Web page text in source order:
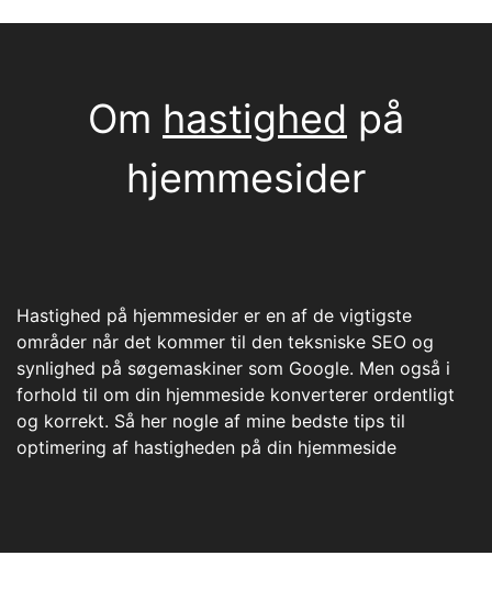
Om hastighed på
hjemmesider
Hastighed på hjemmesider er en af de vigtigste
områder når det kommer til den teksniske SEO og
synlighed på søgemaskiner som Google. Men også i
forhold til om din hjemmeside konverterer ordentligt
og korrekt. Så her nogle af mine bedste tips til
optimering af hastigheden på din hjemmeside